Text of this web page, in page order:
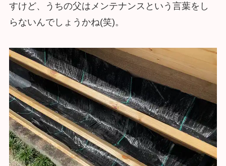
すけど、うちの父はメンテナンスという言葉をし
らないんでしょうかね(笑)。